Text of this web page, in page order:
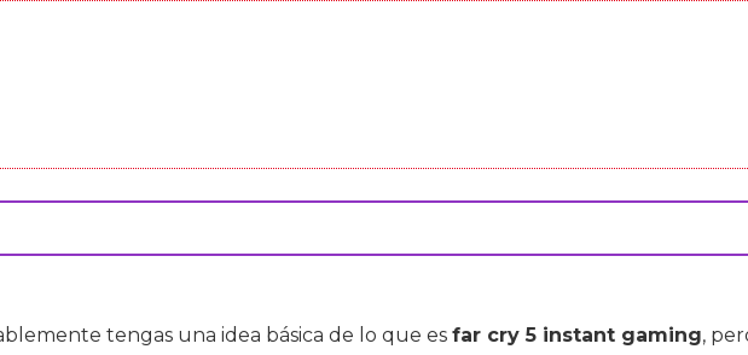
tengas una idea básica de lo que es far cry 5 instant gaming,